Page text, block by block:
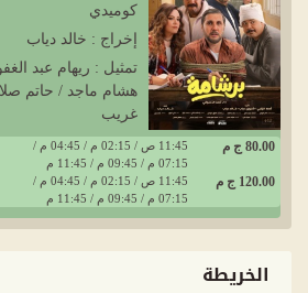
كوميدي
إخراج : خالد دياب
تمثيل : ريهام عبد
هشام ماجد / حاتم
غريب
80.00 ج م
11:45 ص / 02:15 م / 04:45 م /
07:15 م / 09:45 م / 11:45 م
120.00 ج م
11:45 ص / 02:15 م / 04:45 م /
07:15 م / 09:45 م / 11:45 م
الخريطة